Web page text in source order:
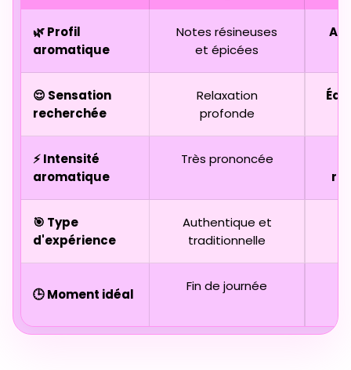
🌿 Profil
aromatique
Notes résineuses
et épicées
😌 Sensation
recherchée
Relaxation
profonde
⚡ Intensité
aromatique
Très prononcée
🎯 Type
d'expérience
Authentique et
traditionnelle
🕒 Moment idéal
Fin de journée